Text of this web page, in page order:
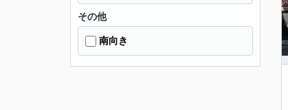
その他
南向き